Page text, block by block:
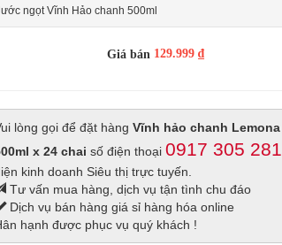
ngọt Vĩnh Hảo chanh 500ml
Giá bán 129.999 ₫
lòng gọi để đặt hàng Vĩnh hảo chanh Lemona
x 24 chai số điện thoại 0917 305 281
kinh doanh Siêu thị trực tuyến.
Tư vấn mua hàng, dịch vụ tận tình chu đáo
Dịch vụ bán hàng giá sỉ hàng hóa online
hạnh được phục vụ quý khách !